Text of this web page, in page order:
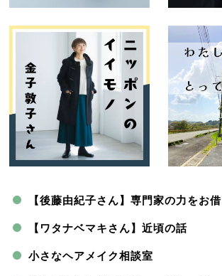
【後藤由紀子さん】専門家の力をお
【ワタナベマキさん】近頃の話
小さなヘアメイク相談室